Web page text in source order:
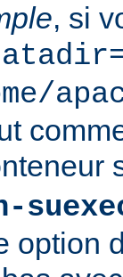
, si
option